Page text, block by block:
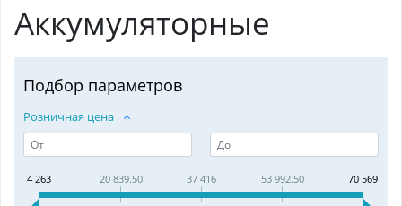
Аккумуляторные
Подбор параметров
Розничная цена
4 263 20 839.50 37 416 53 992.50 70 569